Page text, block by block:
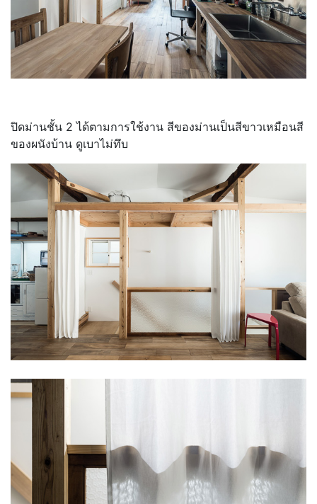
ปิดม่านชั้น 2 ได้ตามการใช้งาน สีของม่านเป็นสีขาวเหมือนสี
ของผนังบ้าน ดูเบาไม่ทึบ